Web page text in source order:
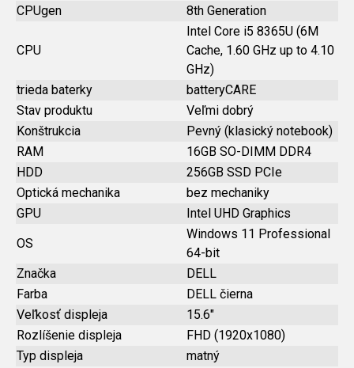
CPUgen 8th Generation
CPU
Intel Core i5 8365U (6M
Cache, 1.60 GHz up to 4.10
GHz)
trieda baterky
batteryCARE
Stav produktu
Veľmi dobrý
Konštrukcia
Pevný (klasický notebook)
RAM
16GB SO-DIMM DDR4
HDD
256GB SSD PCIe
Optická mechanika
bez mechaniky
GPU
Intel UHD Graphics
OS
Windows 11 Professional
64-bit
Značka
DELL
Farba
DELL čierna
Veľkosť displeja
15.6"
Rozlíšenie displeja
FHD (1920x1080)
Typ displeja
matný